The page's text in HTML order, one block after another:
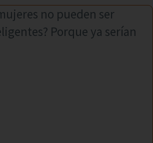
no pueden ser
Porque ya serían